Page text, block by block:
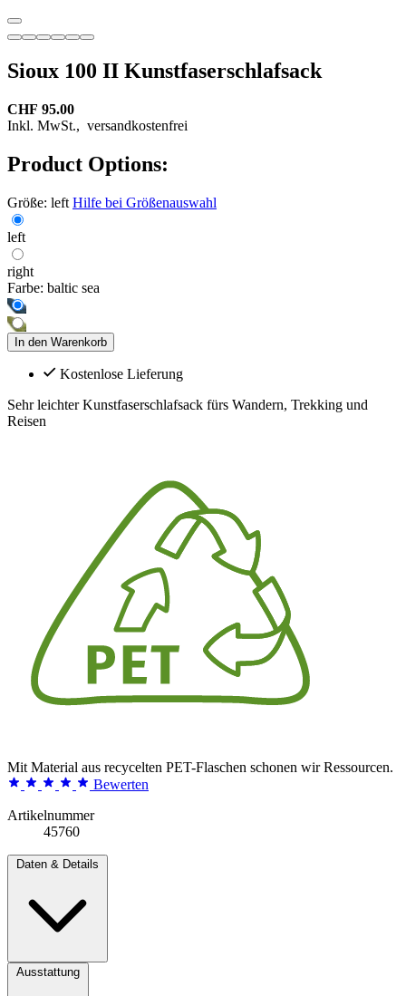
Sioux 100 II Kunstfaserschlafsack
CHF 95.00
Inkl. MwSt., versandkostenfrei
Product Options:
Größe: left Hilfe bei Größenauswahl
left
right
Farbe: baltic sea
In den Warenkorb
Kostenlose Lieferung
Sehr leichter Kunstfaserschlafsack fürs Wandern, Trekking und
Reisen
Mit Material aus recycelten PET-Flaschen schonen wir Ressourcen.
Bewerten
Artikelnummer
45760
Daten & Details
Ausstattung